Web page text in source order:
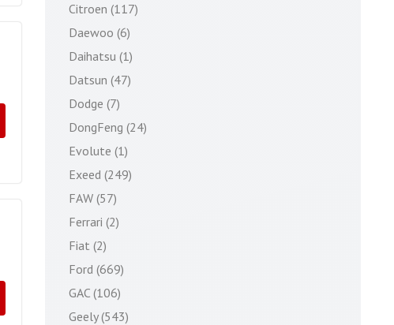
Citroen (117)
Daewoo (6)
Daihatsu (1)
Datsun (47)
Dodge (7)
DongFeng (24)
Evolute (1)
Exeed (249)
FAW (57)
Ferrari (2)
Fiat (2)
Ford (669)
GAC (106)
Geely (543)